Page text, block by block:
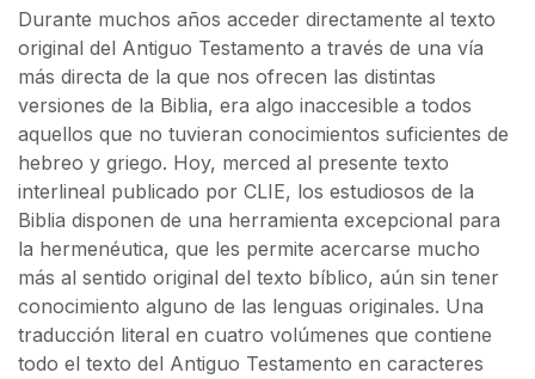
Durante muchos años acceder directamente al texto
original del Antiguo Testamento a través de una vía
más directa de la que nos ofrecen las distintas
versiones de la Biblia, era algo inaccesible a todos
aquellos que no tuvieran conocimientos suficientes de
hebreo y griego. Hoy, merced al presente texto
interlineal publicado por CLIE, los estudiosos de la
Biblia disponen de una herramienta excepcional para
la hermenéutica, que les permite acercarse mucho
más al sentido original del texto bíblico, aún sin tener
conocimiento alguno de las lenguas originales. Una
traducción literal en cuatro volúmenes que contiene
todo el texto del Antiguo Testamento en caracteres